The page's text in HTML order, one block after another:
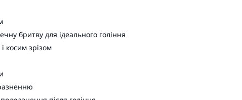
бритву для ідеального гоління
косим зрізом